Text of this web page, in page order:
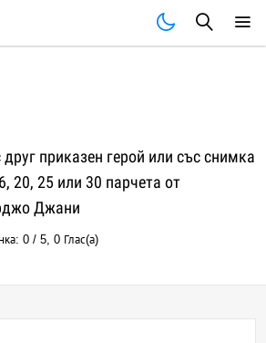
приказен герой или със снимка
20, 25 или 30 парчета от
Джани
0 /5,0 Глас(а)